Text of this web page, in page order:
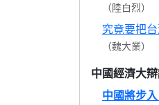
（陸白烈）
究竟要把
（魏大業）
中國經濟大
中國將步